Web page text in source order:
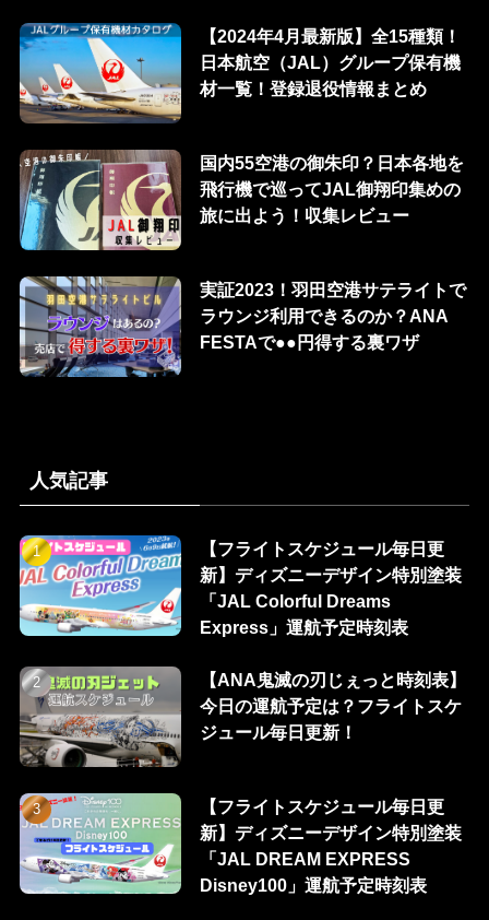
【2024年4月最新版】全15種類！
日本航空（JAL）グループ保有機
材一覧！登録退役情報まとめ
国内55空港の御朱印？日本各地を
飛行機で巡ってJAL御翔印集めの
旅に出よう！収集レビュー
実証2023！羽田空港サテライトで
ラウンジ利用できるのか？ANA
FESTAで●●円得する裏ワザ
人気記事
【フライトスケジュール毎日更
新】ディズニーデザイン特別塗装
「JAL Colorful Dreams
Express」運航予定時刻表
【ANA鬼滅の刃じぇっと時刻表】
今日の運航予定は？フライトスケ
ジュール毎日更新！
【フライトスケジュール毎日更
新】ディズニーデザイン特別塗装
「JAL DREAM EXPRESS
Disney100」運航予定時刻表